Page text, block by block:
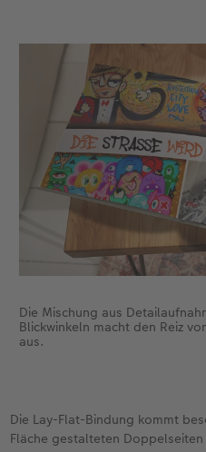
Die Mischung aus
Blickwinkeln macht den Reiz
aus.
Die Lay-Flat-Bindung kommt
Fläche gestalteten